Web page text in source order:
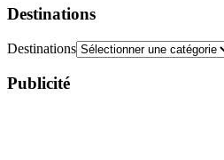
Destinations
Destinations
Publicité